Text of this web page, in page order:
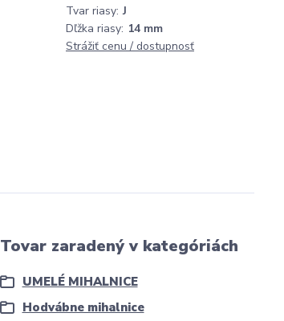
Tvar riasy: J
Dľžka riasy: 14 mm
Strážiť cenu / dostupnosť
Tovar zaradený v kategóriách
UMELÉ MIHALNICE
Hodvábne mihalnice